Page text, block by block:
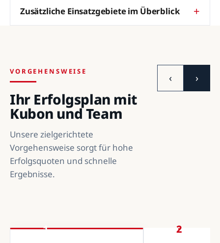
Zusätzliche Einsatzgebiete im Überblick
VORGEHENSWEISE
Ihr Erfolgsplan mit
Kubon und Team
Unsere zielgerichtete
Vorgehensweise sorgt für hohe
Erfolgsquoten und schnelle
Ergebnisse.
‹ ›
1 2